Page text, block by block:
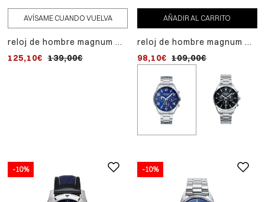
AVÍSAME CUANDO VUELVA
reloj de hombre magnum 2
125,10€ 139,00€
AÑADIR AL CARRITO
reloj de hombre magnum de
98,10€ 109,00€
-10% -10%